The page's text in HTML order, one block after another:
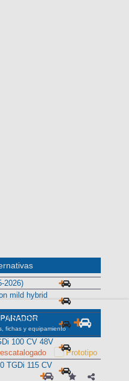
fichas y equipamiento
Prototipo
2026)
mild hybrid
EcoBoost
100 CV 48V
TGDi 115 CV